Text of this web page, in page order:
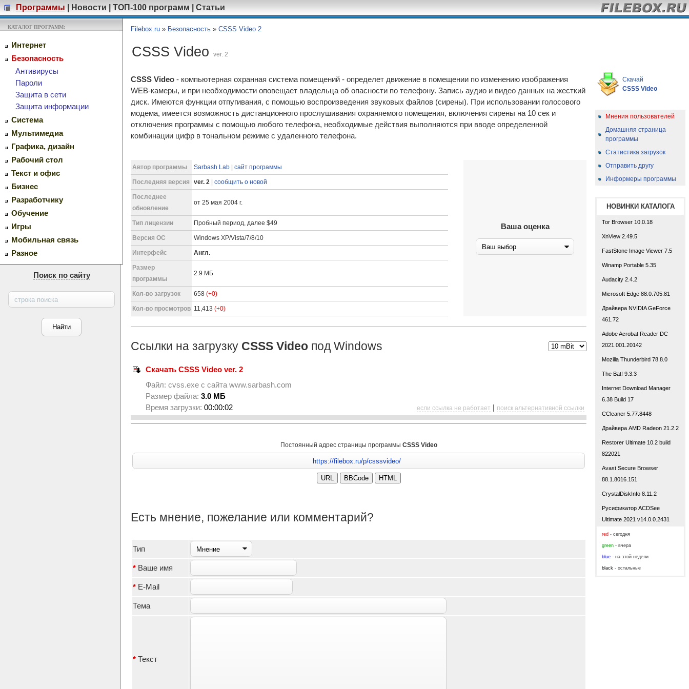
Программы Новости ТОП-100 программ Статьи
КАТАЛОГ ПРОГРАММ:
Интернет
Безопасность
Антивирусы
Пароли
Защита в сети
Защита информации
Система
Мультимедиа
Графика, дизайн
Рабочий стол
Текст и офис
Бизнес
Разработчику
Обучение
Игры
Мобильная связь
Разное
Поиск по сайту
Filebox.ru » Безопасность » CSSS Video 2
CSSS Video ver. 2
CSSS Video - компьютерная охранная система помещений - определет движение в помещении по изменению изображения
WEB-камеры, и при необходимости оповещает владельца об опасности по телефону. Запись аудио и видео данных на жесткий
диск. Имеются функции отпугивания, с помощью воспроизведения звуковых файлов (сирены). При использовании голосового
модема, имеется возможность дистанционного прослушивания охраняемого помещения, включения сирены на 10 сек и
отключения программы с помощью любого телефона, необходимые действия выполняются при вводе определенной
комбинации цифр в тональном режиме с удаленного телефона.
Автор программы Sarbash Lab сайт программы
Последняя версия ver. 2 сообщить о новой
Последнее
обновление
от 25 мая 2004 г.
Тип лицензии Пробный период, далее $49
Версия ОС Windows XP/Vista/7/8/10
Интерфейс Англ.
Размер
программы
2.9 МБ
Кол-во загрузок 658 (+0)
Кол-во просмотров 11,413 (+0)
Ваша оценка
Ссылки на загрузку CSSS Video под Windows
Скачать CSSS Video ver. 2
Файл: cvss.exe с сайта www.sarbash.com
Размер файла: 3.0 МБ
Время загрузки: 00:00:02 если ссылка не работает поиск альтернативной ссылки
Постоянный адрес страницы программы CSSS Video
Есть мнение, пожелание или комментарий?
Тип
* Ваше имя
* E-Mail
Тема
* Текст
Скачай
CSSS Video
Мнения пользователей
Домашняя страница
программы
Статистика загрузок
Отправить другу
Информеры программы
НОВИНКИ КАТАЛОГА
Tor Browser 10.0.18
XnView 2.49.5
FastStone Image Viewer 7.5
Winamp Portable 5.35
Audacity 2.4.2
Microsoft Edge 88.0.705.81
Драйвера NVIDIA GeForce
461.72
Adobe Acrobat Reader DC
2021.001.20142
Mozilla Thunderbird 78.8.0
The Bat! 9.3.3
Internet Download Manager
6.38 Build 17
CCleaner 5.77.8448
Драйвера AMD Radeon 21.2.2
Restorer Ultimate 10.2 build
822021
Avast Secure Browser
88.1.8016.151
CrystalDiskInfo 8.11.2
Русификатор ACDSee
Ultimate 2021 v14.0.0.2431
red - сегодня
green - вчера
blue - на этой недели
black - остальные